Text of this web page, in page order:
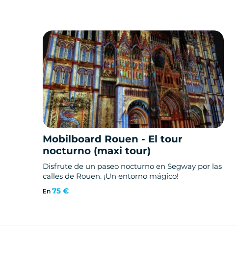
Mobilboard Rouen - El tour
nocturno (maxi tour)
Disfrute de un paseo nocturno en Segway por las
calles de Rouen. ¡Un entorno mágico!
En 75 €